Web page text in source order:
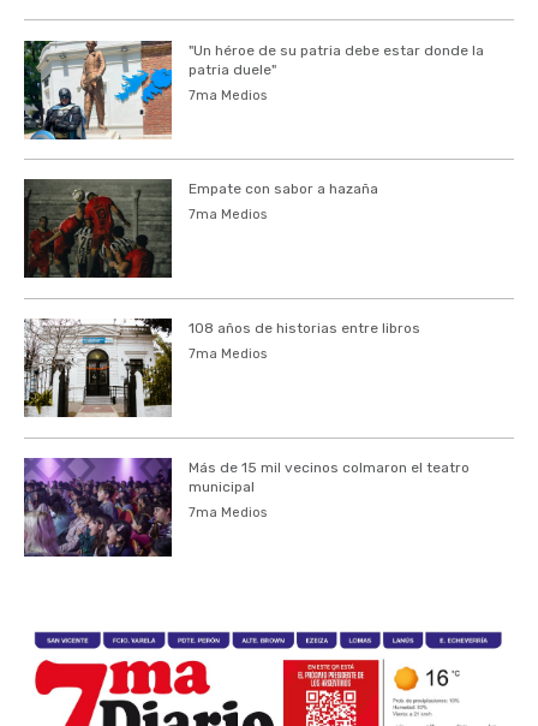
"Un héroe de su patria debe estar donde la
patria duele"
7ma Medios
Empate con sabor a hazaña
7ma Medios
108 años de historias entre libros
7ma Medios
Más de 15 mil vecinos colmaron el teatro
municipal
7ma Medios